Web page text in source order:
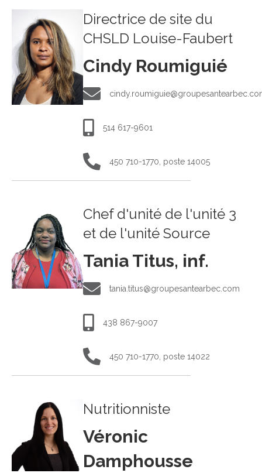
Directrice de site du
CHSLD Louise-Faubert
Cindy Roumiguié
cindy.roumiguie@groupesantearbec.com
514 617-9601
514 617-9601
450 710-1770, poste 14005
450 710-1770, poste 14005
Chef d'unité de l'unité 3
et de l'unité Source
Tania Titus, inf.
tania.titus@groupesantearbec.com
tania.titus@groupesantearbec.com
438 867-9007
438 867-9007
450 710-1770, poste 14022
450 710-1770, poste 14022
Nutritionniste
Véronic
Damphousse